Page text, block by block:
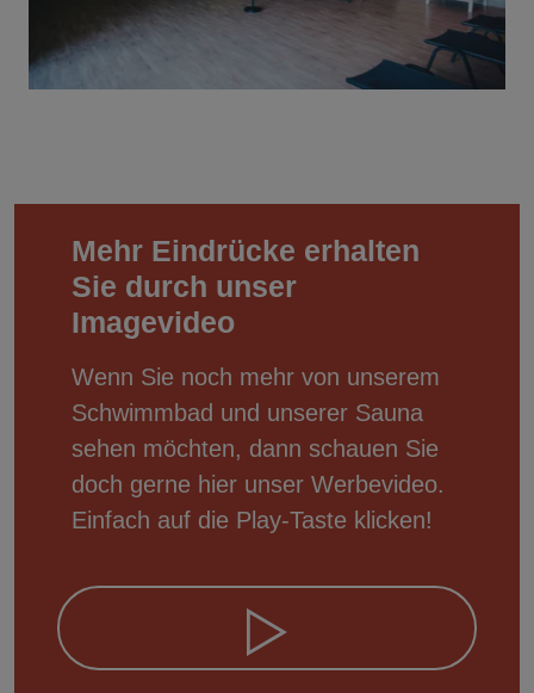
Mehr Eindrücke erhalten
Sie durch unser
Imagevideo
Wenn Sie noch mehr von unserem
Schwimmbad und unserer Sauna
sehen möchten, dann schauen Sie
doch gerne hier unser Werbevideo.
Einfach auf die Play-Taste klicken!